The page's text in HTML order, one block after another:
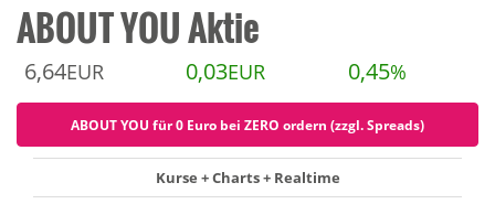
ABOUT YOU Aktie
6,64EUR 0,03EUR 0,45%
ABOUT YOU für 0 Euro bei ZERO ordern (zzgl. Spreads)
Kurse + Charts + Realtime